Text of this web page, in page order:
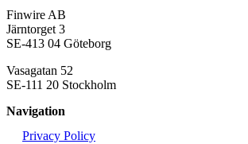
Finwire AB
Järntorget 3
SE-413 04 Göteborg
Vasagatan 52
SE-111 20 Stockholm
Navigation
Privacy Policy